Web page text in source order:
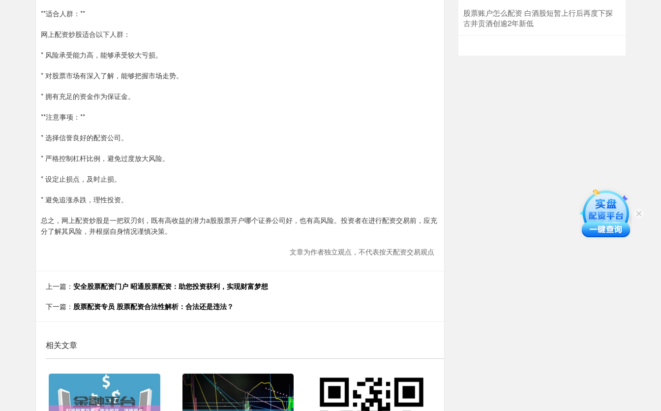
**适合人群：**
网上配资炒股适合以下人群：
* 风险承受能力高，能够承受较大亏损。
* 对股票市场有深入了解，能够把握市场走势。
* 拥有充足的资金作为保证金。
**注意事项：**
* 选择信誉良好的配资公司。
* 严格控制杠杆比例，避免过度放大风险。
* 设定止损点，及时止损。
* 避免追涨杀跌，理性投资。
总之，网上配资炒股是一把双刃剑，既有高收益的潜力a股股票开户哪个证券公司好，也有高风险。投资者在进行配资交易前，应充
分了解其风险，并根据自身情况谨慎决策。
文章为作者独立观点，不代表按天配资交易观点
上一篇： 安全股票配资门户 昭通股票配资：助您投资获利，实现财富梦想
下一篇： 股票配资专员 股票配资合法性解析：合法还是违法？
相关文章
股票账户怎么配资 白酒股短暂上行后再度下探
古井贡酒创逾2年新低